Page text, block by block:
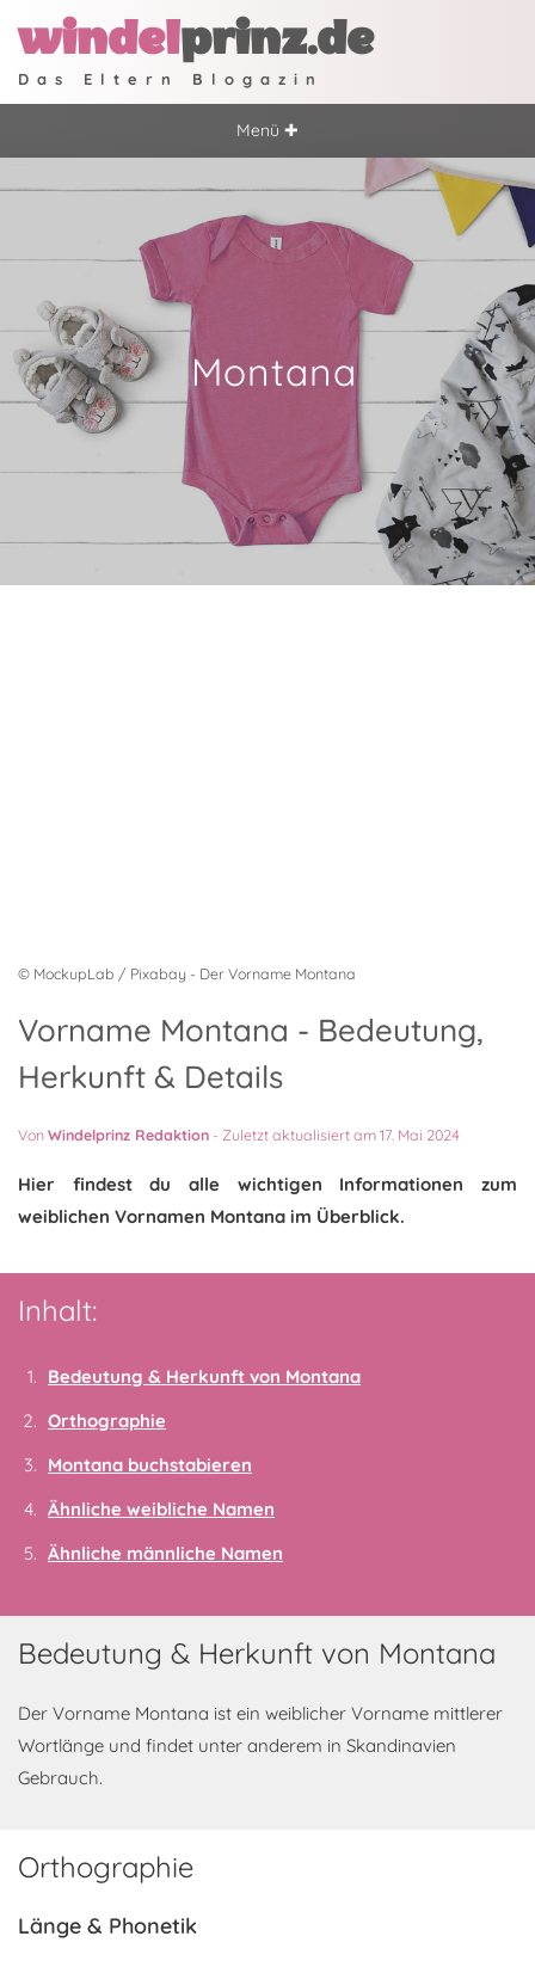
windelprinz.de
Das Eltern Blogazin
Menü ✚
Montana
© MockupLab / Pixabay - Der Vorname Montana
Vorname Montana - Bedeutung,
Herkunft & Details
VonWindelprinz Redaktion - Zuletzt aktualisiert am 17. Mai 2024
Hier findest du alle wichtigen Informationen zum
weiblichen Vornamen Montana im Überblick.
Inhalt:
Bedeutung & Herkunft von Montana
Orthographie
Montana buchstabieren
Ähnliche weibliche Namen
Ähnliche männliche Namen
Bedeutung & Herkunft von Montana
Der Vorname Montana ist ein weiblicher Vorname mittlerer
Wortlänge und findet unter anderem in Skandinavien
Gebrauch.
Orthographie
Länge & Phonetik